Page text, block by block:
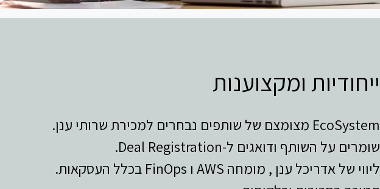
ייחודיות ומקצוענות
EcoSystem מצומצם של שותפים נבחרים למכירת שרותי ענן.
שומרים על השותף ודואגים ל-Deal Registration.
ליווי של אדריכל ענן , מומחה AWS ו FinOps בכלל העסקאות.